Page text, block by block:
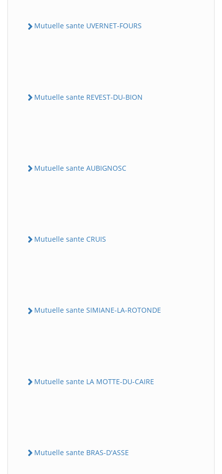
Mutuelle sante UVERNET-FOURS
Mutuelle sante REVEST-DU-BION
Mutuelle sante AUBIGNOSC
Mutuelle sante CRUIS
Mutuelle sante SIMIANE-LA-ROTONDE
Mutuelle sante LA MOTTE-DU-CAIRE
Mutuelle sante BRAS-D'ASSE